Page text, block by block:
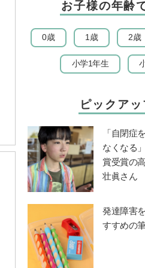
お子様の年齢
0歳 1歳 2歳
小学1年生
ピックアッ
「自閉症
なくなる
賞受賞の
壮眞さん
発達障害
すすめの